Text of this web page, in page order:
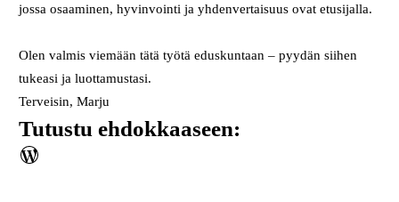
jossa osaaminen, hyvinvointi ja yhdenvertaisuus ovat etusijalla.
Olen valmis viemään tätä työtä eduskuntaan – pyydän siihen
tukeasi ja luottamustasi.
Terveisin, Marju
Tutustu ehdokkaaseen:
WordPress